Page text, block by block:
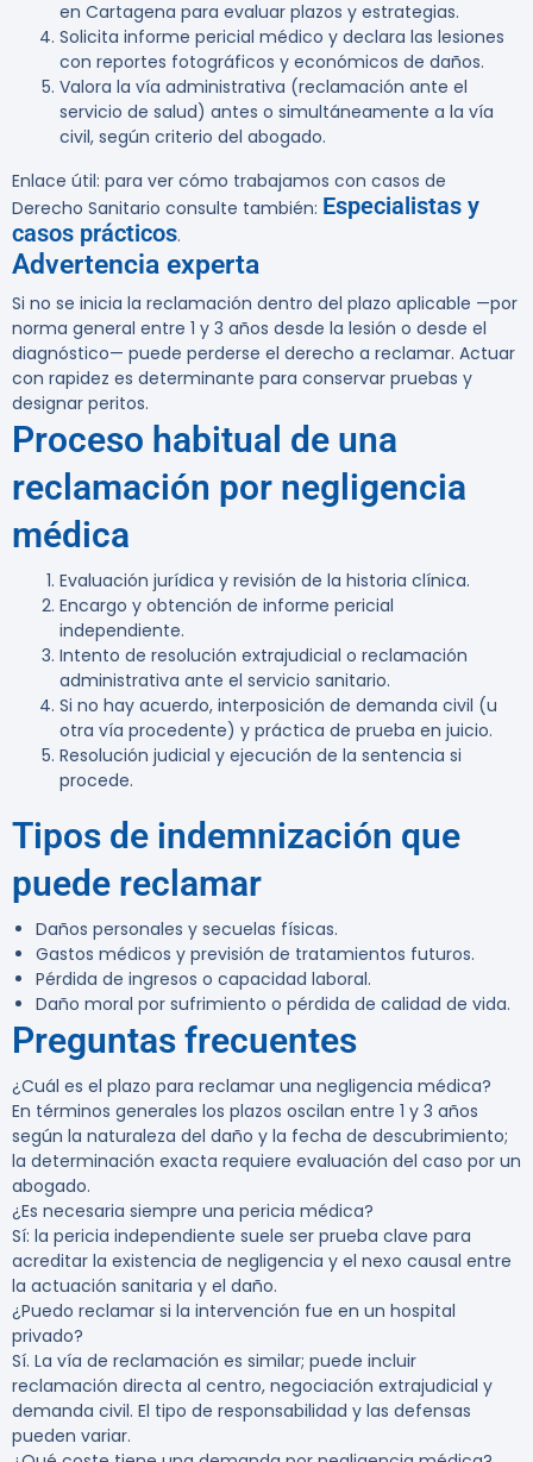
en Cartagena para evaluar plazos y estrategias.
Solicita informe pericial médico y declara las lesiones
con reportes fotográficos y económicos de daños.
Valora la vía administrativa (reclamación ante el
servicio de salud) antes o simultáneamente a la vía
civil, según criterio del abogado.
Enlace útil: para ver cómo trabajamos con casos de
Derecho Sanitario consulte también: Especialistas y
casos prácticos.
Advertencia experta
Si no se inicia la reclamación dentro del plazo aplicable —por
norma general entre 1 y 3 años desde la lesión o desde el
diagnóstico— puede perderse el derecho a reclamar. Actuar
con rapidez es determinante para conservar pruebas y
designar peritos.
Proceso habitual de una
reclamación por negligencia
médica
Evaluación jurídica y revisión de la historia clínica.
Encargo y obtención de informe pericial
independiente.
Intento de resolución extrajudicial o reclamación
administrativa ante el servicio sanitario.
Si no hay acuerdo, interposición de demanda civil (u
otra vía procedente) y práctica de prueba en juicio.
Resolución judicial y ejecución de la sentencia si
procede.
Tipos de indemnización que
puede reclamar
Daños personales y secuelas físicas.
Gastos médicos y previsión de tratamientos futuros.
Pérdida de ingresos o capacidad laboral.
Daño moral por sufrimiento o pérdida de calidad de vida.
Preguntas frecuentes
¿Cuál es el plazo para reclamar una negligencia médica?
En términos generales los plazos oscilan entre 1 y 3 años
según la naturaleza del daño y la fecha de descubrimiento;
la determinación exacta requiere evaluación del caso por un
abogado.
¿Es necesaria siempre una pericia médica?
Sí: la pericia independiente suele ser prueba clave para
acreditar la existencia de negligencia y el nexo causal entre
la actuación sanitaria y el daño.
¿Puedo reclamar si la intervención fue en un hospital
privado?
Sí. La vía de reclamación es similar; puede incluir
reclamación directa al centro, negociación extrajudicial y
demanda civil. El tipo de responsabilidad y las defensas
pueden variar.